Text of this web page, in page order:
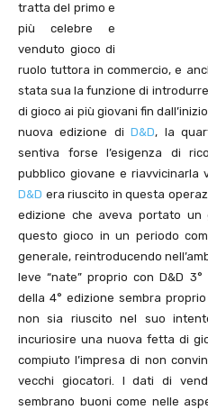
tratta del primo e
più celebre e
venduto gioco di
ruolo tuttora in commercio, e
stata sua la funzione di
di gioco ai più giovani fin
nuova edizione diD&D, la
sentiva forse l’esigenza di
pubblico giovane e riavvicinarla
D&D era riuscito in questa
edizione che aveva portato un
questo gioco in un periodo
generale, reintroducendo
leve “nate” proprio con D&D
della 4° edizione sembra
non sia riuscito nel suo
incuriosire una nuova fetta di
compiuto l’impresa di non
vecchi giocatori. I dati di
sembrano buoni come nelle